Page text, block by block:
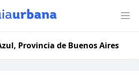
Provincia de Buenos Aires